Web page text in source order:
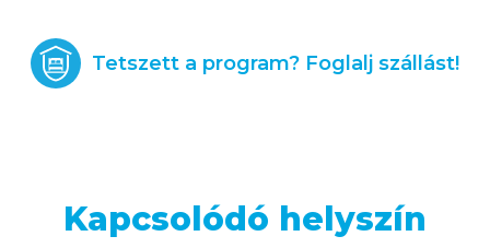
Tetszett a program? Foglalj szállást!
Kapcsolódó helyszín